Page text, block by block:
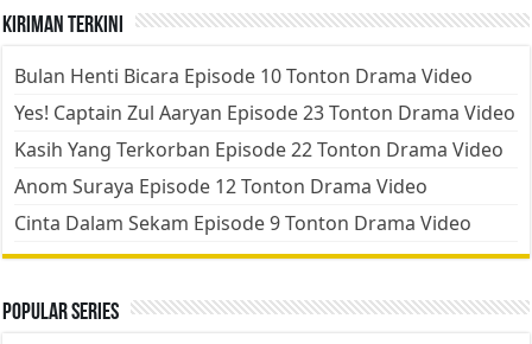
Kiriman Terkini
Bulan Henti Bicara Episode 10 Tonton Drama Video
Yes! Captain Zul Aaryan Episode 23 Tonton Drama Video
Kasih Yang Terkorban Episode 22 Tonton Drama Video
Anom Suraya Episode 12 Tonton Drama Video
Cinta Dalam Sekam Episode 9 Tonton Drama Video
Popular Series